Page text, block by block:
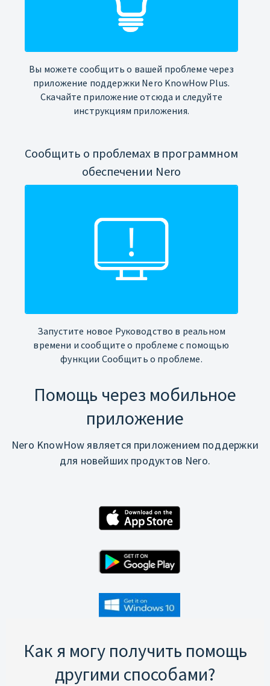
Вы можете сообщить о вашей проблеме через
приложение поддержки Nero KnowHow Plus.
Скачайте приложение отсюда и следуйте
инструкциям приложения.
Сообщить о проблемах в программном
обеспечении Nero
Запустите новое Руководство в реальном
времени и сообщите о проблеме с помощью
функции Сообщить о проблеме.
Помощь через мобильное
приложение
Nero KnowHow является приложением поддержки
для новейших продуктов Nero.
Как я могу получить помощь
другими способами?